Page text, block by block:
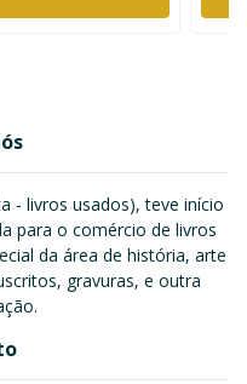
- livros usados), teve início
para o comércio de livros
da área de história, arte
gravuras, e outra